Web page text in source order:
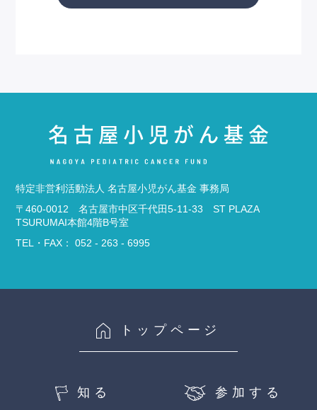
特定非営利活動法人 名古屋小児がん基金 事務局
〒460-0012 名古屋市中区千代田5-11-33 ST PLAZA
TSURUMAI本館4階B号室
TEL・FAX： 052 - 263 - 6995
トップページ
知る 参加する